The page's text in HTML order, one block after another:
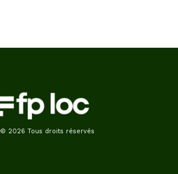
© 2026 Tous droits réservés